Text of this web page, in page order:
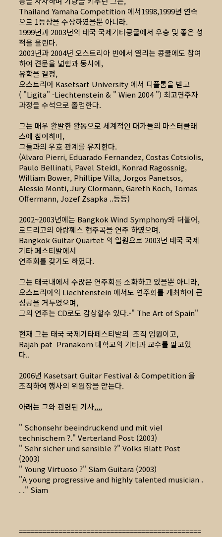
Thailand Yamaha Competition 에서1998,1999년 연속
으로 1등상을 수상하였을뿐 아니라.
1999년과 2003년의 태국 국제기타콩쿨에서 우승 및 좋은 성
적을 올린다.
2003년과 2004년 오스트리아 빈에서 열리는 콩쿨에도 참여
하여 견문을 넓힘과 동시에,
유학을 결정,
오스트리아 Kasetsart University 에서 디플롬을 받고
( "Ligita" -Liechtenstein & " Wien 2004 ") 최고연주자
과정을 수석으로 졸업한다.
그는 매우 활발한 활동으로 세계적인 대가들의 마스터클래
스에 참여하며,
그들과의 우호 관계를 유지한다.
(Alvaro Pierri, Eduarado Fernandez, Costas Cotsiolis,
Paulo Bellinati, Pavel Steidl, Konrad Ragossnig,
William Bower, Phillipe Villa, Jorgos Panetsos,
Alessio Monti, Jury Clormann, Gareth Koch, Tomas
Offermann, Jozef Zsapka ..등등)
2002~2003년에는 Bangkok Wind Symphony와 더불어,
로드리고의 아랑훼스 협주곡을 연주 하였으며.
Bangkok Guitar Quartet 의 일원으로 2003년 태국 국제
기타 페스티발에서
연주회를 갖기도 하였다.
그는 태국내에서 수많은 연주회를 소화하고 있을뿐 아니라,
오스트리아의 Liechtenstein 에서도 연주회를 개최하여 큰
성공을 거두었으며,
그의 연주는 CD로도 감상할수 있다.-" The Art of Spain"
현재 그는 태국 국제기타페스티발의 조직 임원이고,
Rajah pat Pranakorn 대학교의 기타과 교수를 맡고있
다..
2006년 Kasetsart Guitar Festival & Competition 을
조직하여 행사의 위원장을 맡는다.
아래는 그와 관련된 기사,,,,
" Schonsehr beeindruckend und mit viel
technischem ?." Verterland Post (2003)
" Sehr sicher und sensible ?" Volks Blatt Post
(2003)
" Young Virtuoso ?" Siam Guitara (2003)
"A young progressive and highly talented musician .
. ." Siam
==============================================